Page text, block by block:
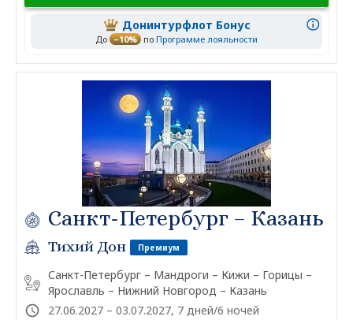
Донинтурфлот Бонус
До –10% по Программе лояльности
Санкт-Петербург – Казань
Тихий Дон Премиум
Санкт-Петербург – Мандроги – Кижи – Горицы –
Ярославль – Нижний Новгород – Казань
27.06.2027 – 03.07.2027, 7 дней/6 ночей